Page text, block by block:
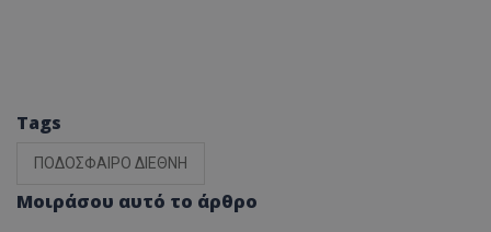
Tags
ΠΟΔΟΣΦΑΙΡΟ ΔΙΕΘΝΗ
Μοιράσου αυτό το άρθρο